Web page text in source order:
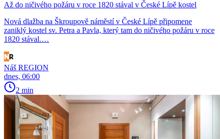
Až do ničivého požáru v roce 1820 stával v České Lípě kostel
Nová dlažba na Škroupově náměstí v České Lípě připomene
zaniklý kostel sv. Petra a Pavla, který tam do ničivého požáru v roce
1820 stával.…
Náš REGION
dnes, 06:00
2 min